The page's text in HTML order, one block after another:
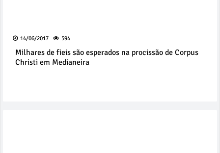
14/06/2017 594
Milhares de fieis são esperados na procissão de Corpus
Christi em Medianeira